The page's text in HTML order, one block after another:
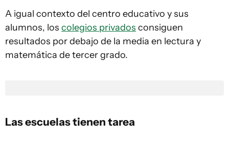
A igual contexto del centro educativo y sus
alumnos, los colegios privados consiguen
resultados por debajo de la media en lectura y
matemática de tercer grado.
Las escuelas tienen tarea